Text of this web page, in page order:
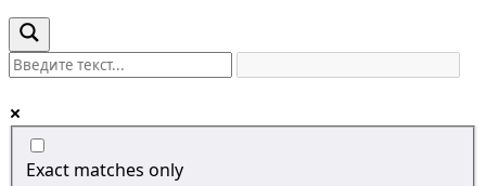
Exact matches only